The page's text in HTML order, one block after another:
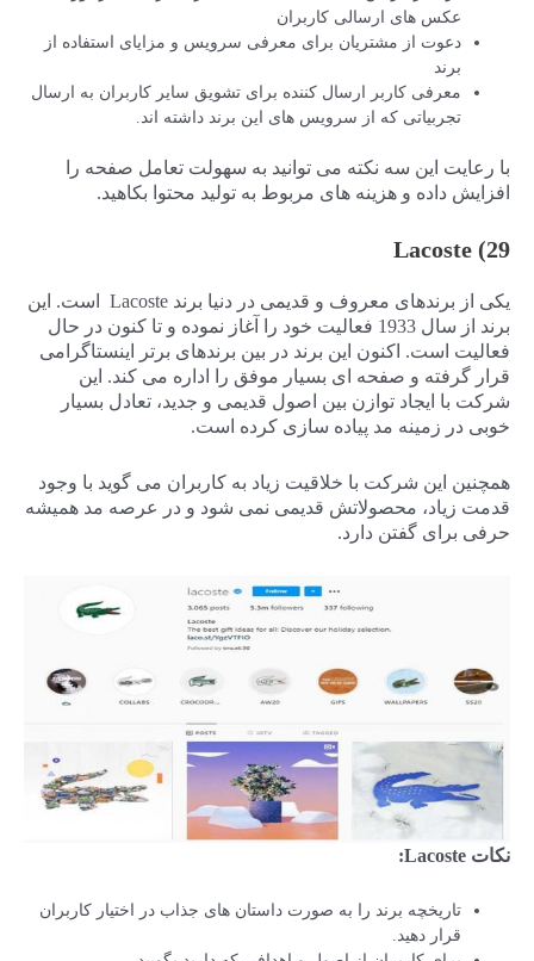
عکس های ارسالی کاربران
دعوت از مشتریان برای معرفی سرویس و مزایای استفاده از
برند
معرفی کاربر ارسال کننده برای تشویق سایر کاربران به ارسال
تجربیاتی که از سرویس های این برند داشته اند.
با رعایت این سه نکته می توانید به سهولت تعامل صفحه را
افزایش داده و هزینه های مربوط به تولید محتوا بکاهید.
29) Lacoste
یکی از برندهای معروف و قدیمی در دنیا برند Lacoste است. این
برند از سال 1933 فعالیت خود را آغاز نموده و تا کنون در حال
فعالیت است. اکنون این برند در بین برندهای برتر اینستاگرامی
قرار گرفته و صفحه ای بسیار موفق را اداره می کند. این
شرکت با ایجاد توازن بین اصول قدیمی و جدید، تعادل بسیار
خوبی در زمینه مد پیاده سازی کرده است.
همچنین این شرکت با خلاقیت زیاد به کاربران می گوید با وجود
قدمت زیاد، محصولاتش قدیمی نمی شود و در عرصه مد همیشه
حرفی برای گفتن دارد.
نکات Lacoste
:
تاریخچه برند را به صورت داستان های جذاب در اختیار کاربران
قرار دهید.